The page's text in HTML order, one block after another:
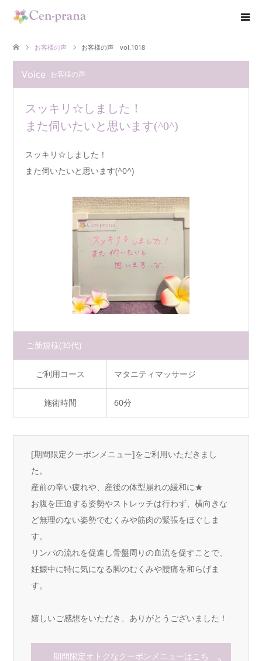
お客様の声 お客様の声 vol.1018
Voice お客様の声
スッキリ☆しました！
また伺いたいと思います(^0^)
スッキリ☆しました！
また伺いたいと思います(^0^)
ご新規様(30代)
ご利用コース マタニティマッサージ
施術時間 60分
[期間限定クーポンメニュー]をご利用いただきまし
た。
産前の辛い疲れや、産後の体型崩れの緩和に★
お腹を圧迫する姿勢やストレッチは行わず、横向きな
ど無理のない姿勢でむくみや筋肉の緊張をほぐしま
す。
リンパの流れを促進し骨盤周りの血流を促すことで、
妊娠中に特に気になる脚のむくみや腰痛を和らげま
す。
嬉しいご感想をいただき、ありがとうございました！
期間限定オトクなクーポンメニューはこち